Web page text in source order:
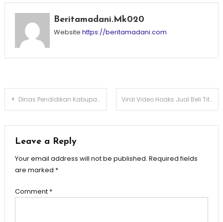
Beritamadani.mk020
Website https://beritamadani.com
Post
Dinas Pendidikan Kabupaten Kediri Serahkan Hadiah Juara Lomba FLS2N Tingkat SMP, Pemenang Berpeluang Maju ke Provinsi Jatim Viral Video Hoaks Jual Beli Titik KDKMP, Dandim 0809/Kediri Angkat Bicara: Itu Tidak Benar
Leave a Reply
Your email address will not be published. Required fields
are marked *
Comment *